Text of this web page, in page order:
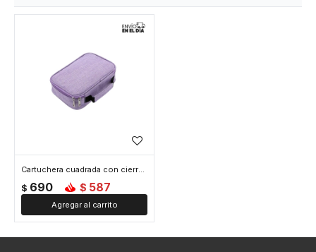
Cartuchera cuadrada con cierre - Violeta
$ 690 $ 587